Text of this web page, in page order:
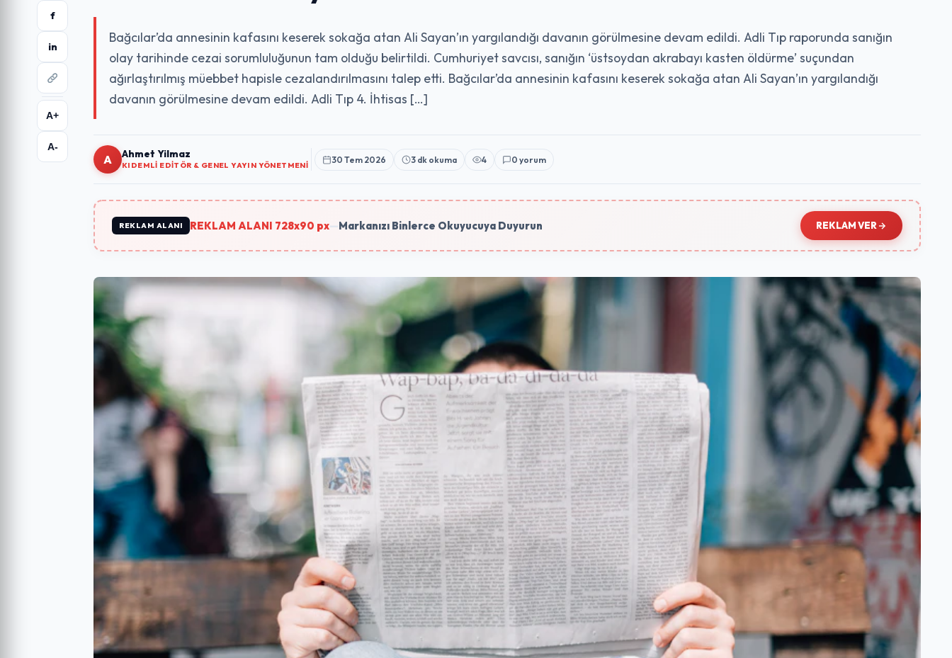
f
in
A+
A-
Bağcılar’da annesinin kafasını keserek sokağa atan Ali Sayan’ın yargılandığı davanın görülmesine devam edildi. Adli Tıp raporunda sanığın
olay tarihinde cezai sorumluluğunun tam olduğu belirtildi. Cumhuriyet savcısı, sanığın ‘üstsoydan akrabayı kasten öldürme’ suçundan
ağırlaştırılmış müebbet hapisle cezalandırılmasını talep etti. Bağcılar’da annesinin kafasını keserek sokağa atan Ali Sayan’ın yargılandığı
davanın görülmesine devam edildi. Adli Tıp 4. İhtisas […]
A Ahmet Yilmaz
KIDEMLI EDITÖR & GENEL YAYIN YÖNETMENI
30 Tem 2026 3 dk okuma 4 0 yorum
REKLAM ALANI REKLAM ALANI 728x90 px—Markanızı Binlerce Okuyucuya Duyurun REKLAM VER